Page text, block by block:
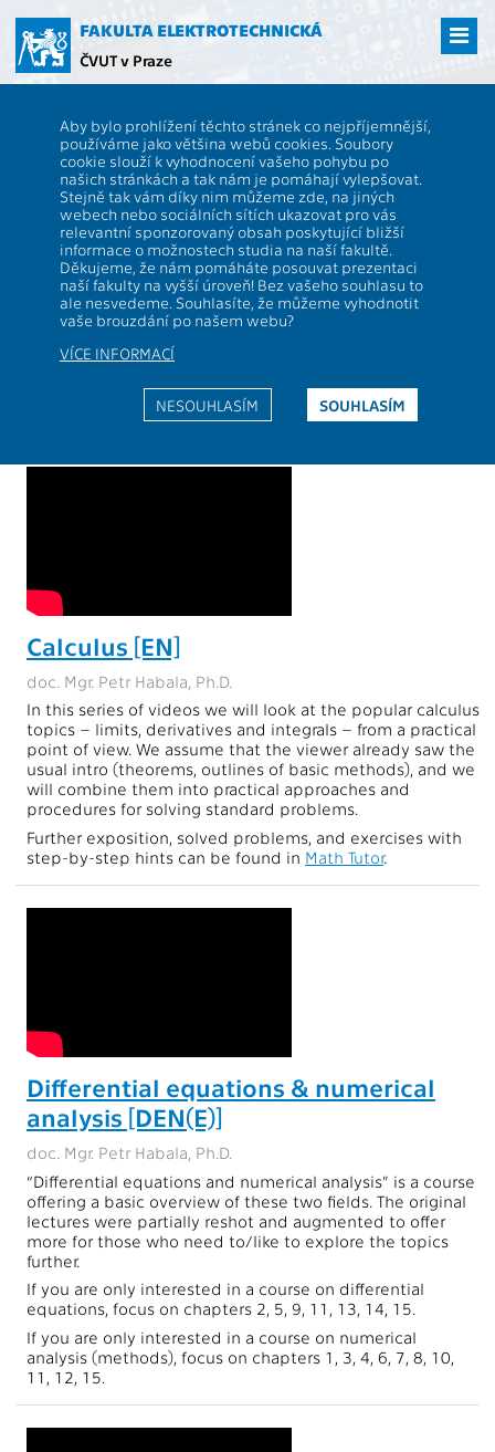
hlavní
obsah
FAKULTA ELEKTROTECHNICKÁ
ČVUT v Praze
Aby bylo prohlížení těchto stránek co nejpříjemnější,
používáme jako většina webů cookies. Soubory
cookie slouží k vyhodnocení vašeho pohybu po
našich stránkách a tak nám je pomáhají vylepšovat.
Stejně tak vám díky nim můžeme zde, na jiných
webech nebo sociálních sítích ukazovat pro vás
relevantní sponzorovaný obsah poskytující bližší
informace o možnostech studia na naší fakultě.
Děkujeme, že nám pomáháte posouvat prezentaci
naší fakulty na vyšší úroveň! Bez vašeho souhlasu to
ale nesvedeme. Souhlasíte, že můžeme vyhodnotit
vaše brouzdání po našem webu?
VÍCE INFORMACÍ
SOUHLASÍM
NESOUHLASÍM
Videokurzy
RNDr. Marko Genyk-Berezovskyj
Calculus [EN]
doc. Mgr. Petr Habala, Ph.D.
In this series of videos we will look at the popular calculus
topics – limits, derivatives and integrals – from a practical
point of view. We assume that the viewer already saw the
usual intro (theorems, outlines of basic methods), and we
will combine them into practical approaches and
procedures for solving standard problems.
Further exposition, solved problems, and exercises with
step-by-step hints can be found in Math Tutor.
Differential equations & numerical
analysis [DEN(E)]
doc. Mgr. Petr Habala, Ph.D.
“Differential equations and numerical analysis” is a course
offering a basic overview of these two fields. The original
lectures were partially reshot and augmented to offer
more for those who need to/like to explore the topics
further.
If you are only interested in a course on differential
equations, focus on chapters 2, 5, 9, 11, 13, 14, 15.
If you are only interested in a course on numerical
analysis (methods), focus on chapters 1, 3, 4, 6, 7, 8, 10,
11, 12, 15.